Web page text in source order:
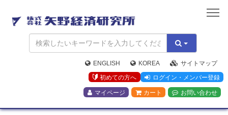
矢
野
経
済
研
究
所
ENGLISH KOREA
サイトマップ
初めての方へ
ログイン・メンバー登録
マイページ カート お問い合わせ